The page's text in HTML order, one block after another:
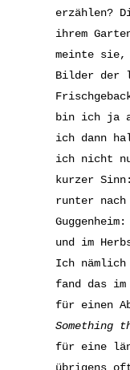
erzählen?
ihrem
meinte sie,
Bilder der
bin ich ja
ich dann
ich nicht
kurzer
runter nach
und im
Ich
fand das
für einen
Something
für eine